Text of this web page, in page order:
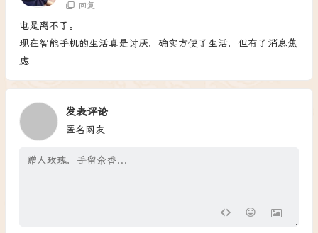
回复
电是离不了。
现在智能手机的生活真是讨厌，确实方便了生活，但有了消息焦
虑
发表评论
匿名网友